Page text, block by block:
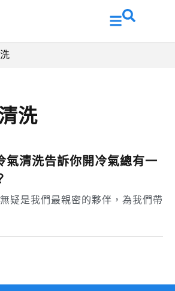
洗
氣清洗告訴你開冷氣總有一
疑是我們最親密的夥伴，為我們帶